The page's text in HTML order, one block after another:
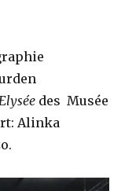
des Musée
Alinka